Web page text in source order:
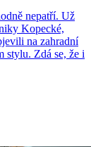
nepatří. Už
Kopecké,
na zahradní
stylu. Zdá se, že i